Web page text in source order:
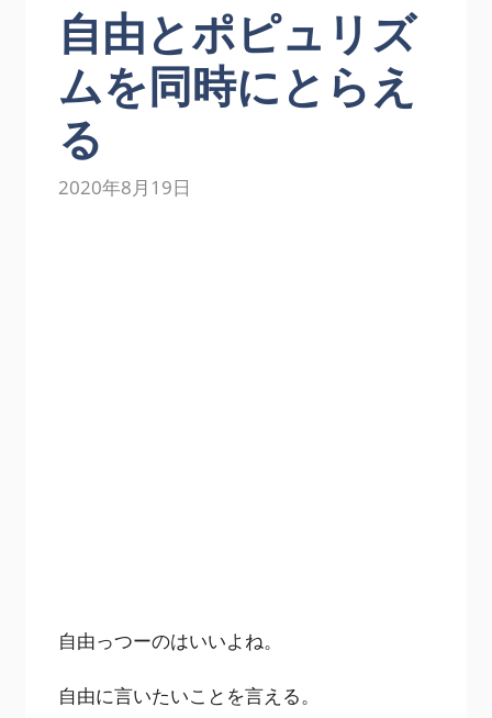
自由とポピュリズ
ムを同時にとらえ
る
2020年8月19日
自由っつーのはいいよね。
自由に言いたいことを言える。